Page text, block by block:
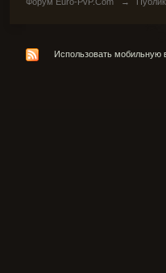
Использовать мобильную